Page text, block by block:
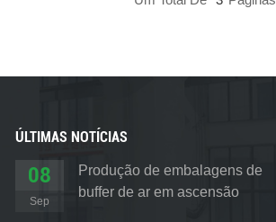
ÚLTIMAS NOTÍCIAS
08
Sep
Produção de embalagens de
buffer de ar em ascensão